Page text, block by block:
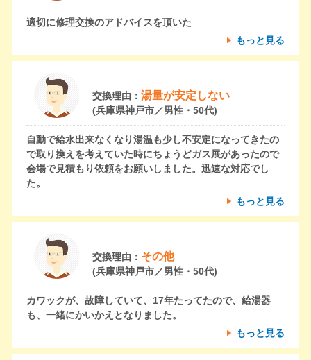
適切に修理交換のアドバイスを頂いた
もっと見る
交換理由： 湯量が安定しない
(兵庫県神戸市／男性・50代)
自動で給水出来なくなり湯温も少し不安定になってきたの
で取り換えを考えていた時にちょうどガス展があったので
会場で見積もり依頼をお願いしました。迅速な対応でし
た。
もっと見る
交換理由： その他
(兵庫県神戸市／男性・50代)
カワックが、故障していて、17年たってたので、給湯器
も、一緒にかいかえとなりました。
もっと見る